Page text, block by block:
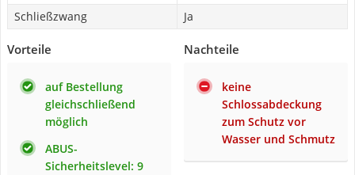
Schließzwang
Ja
Vorteile
auf Bestellung
gleichschließend
möglich
ABUS-
Sicherheitslevel: 9
Nachteile
keine
Schlossabdeckung
zum Schutz vor
Wasser und Schmutz